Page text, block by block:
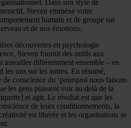
Dans son style de
Steven emmène votre
humain et de groupe sur
et de nos émotions.
découvertes en psychologie
Steven fournit des outils aux
travailler différemment ensemble – en
les uns sur les autres. En résumé,
de conscience du ‘pourquoi nous faisons
les gens puissent voir au-delà de la
et agir. Le résultat est que les
de leurs conditionnements, la
est libérée et les organisations se